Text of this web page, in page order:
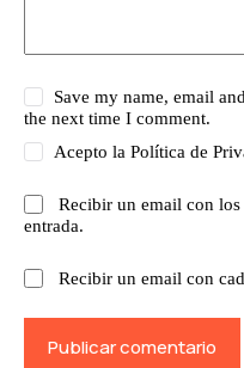
Save my name, email
the next time I comment.
Acepto laPolítica de
Recibir un email con los
entrada.
Recibir un email con
Publicar comentario